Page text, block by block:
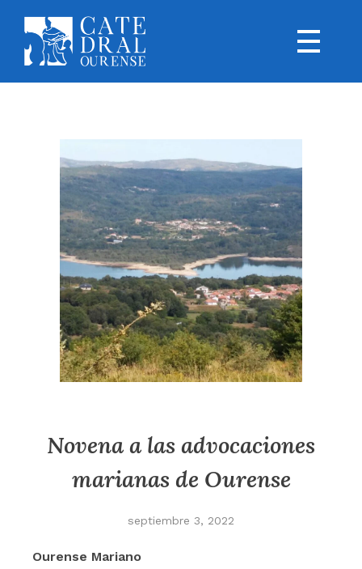
Novena a las advocaciones
marianas de Ourense
septiembre 3, 2022
Ourense Mariano